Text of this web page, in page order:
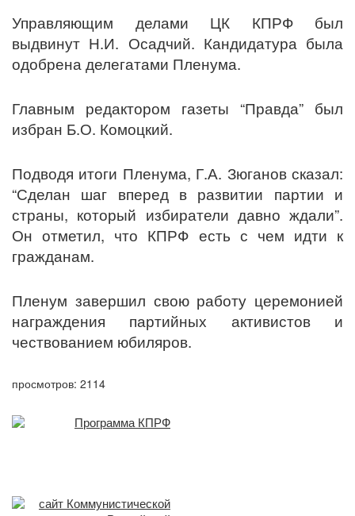
Управляющим делами ЦК КПРФ был
выдвинут Н.И. Осадчий. Кандидатура была
одобрена делегатами Пленума.
Главным редактором газеты “Правда” был
избран Б.О. Комоцкий.
Подводя итоги Пленума, Г.А. Зюганов сказал:
“Сделан шаг вперед в развитии партии и
страны, который избиратели давно ждали”.
Он отметил, что КПРФ есть с чем идти к
гражданам.
Пленум завершил свою работу церемонией
награждения партийных активистов и
чествованием юбиляров.
просмотров: 2114